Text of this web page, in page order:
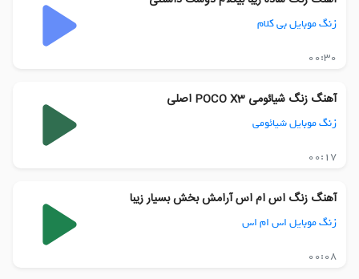
زنگ موبایل بی کلام
00:30
آهنگ زنگ شیائومی POCO X3 اصلی
زنگ موبایل شیائومی
00:17
آهنگ زنگ اس ام اس آرامش بخش بسیار زیبا
زنگ موبایل اس ام اس
00:08